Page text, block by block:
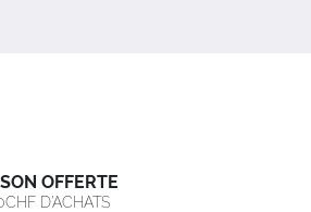
OFFERTE
D’ACHATS